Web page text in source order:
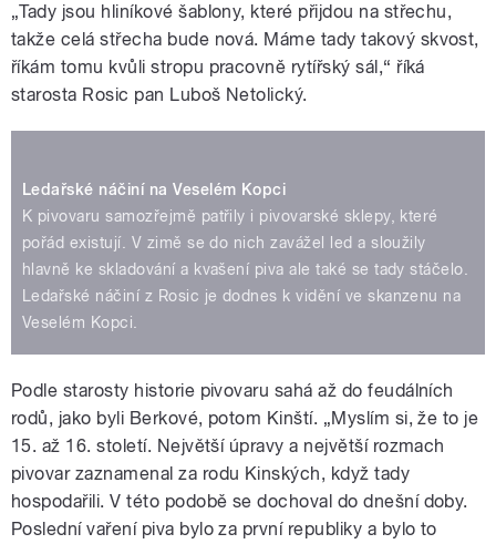
„Tady jsou hliníkové šablony, které přijdou na střechu,
takže celá střecha bude nová. Máme tady takový skvost,
říkám tomu kvůli stropu pracovně rytířský sál,“ říká
starosta Rosic pan Luboš Netolický.
Ledařské náčiní na Veselém Kopci
K pivovaru samozřejmě patřily i pivovarské sklepy, které
pořád existují. V zimě se do nich zavážel led a sloužily
hlavně ke skladování a kvašení piva ale také se tady stáčelo.
Ledařské náčiní z Rosic je dodnes k vidění ve skanzenu na
Veselém Kopci.
Podle starosty historie pivovaru sahá až do feudálních
rodů, jako byli Berkové, potom Kinští. „Myslím si, že to je
15. až 16. století. Největší úpravy a největší rozmach
pivovar zaznamenal za rodu Kinských, když tady
hospodařili. V této podobě se dochoval do dnešní doby.
Poslední vaření piva bylo za první republiky a bylo to